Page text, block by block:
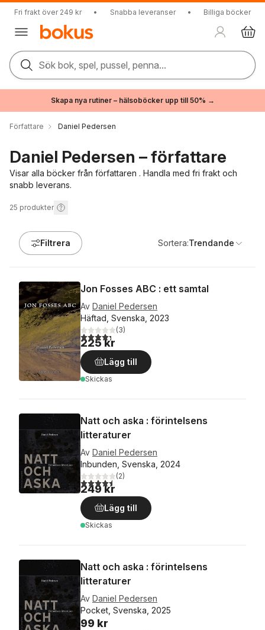
Fri frakt över 249 kr • Snabba leveranser • Billiga böcker
Sök bok, spel, pussel, penna...
Skapa nya rutiner – hälsoböcker upp till 50% →
Författare Daniel Pedersen
Daniel Pedersen – författare
Visar alla böcker från författaren . Handla med fri frakt och
snabb leverans.
25 produkter
Filtrera Sortera:Trendande
Jon Fosses ABC : ett samtal
Av Daniel Pedersen
Häftad, Svenska, 2023
4,3utav 5 stjärnor. Totalt antal röster:
(3)
225 kr
Lägg till
Skickas
Natt och aska : förintelsens
litteraturer
Av Daniel Pedersen
Inbunden, Svenska, 2024
4,5utav 5 stjärnor. Totalt antal röster:
(2)
249 kr
Lägg till
Skickas
Natt och aska : förintelsens
litteraturer
Av Daniel Pedersen
Pocket, Svenska, 2025
99 kr